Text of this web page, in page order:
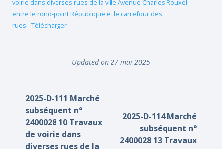
voirie dans diverses rues de la ville Avenue Charles Rouxel
entre le rond-point République et le carrefour des
rues
Télécharger
Updated on 27 mai 2025
2025-D-111 Marché
subséquent n°
2400028 10 Travaux
de voirie dans
diverses rues de la
2025-D-114 Marché
subséquent n°
2400028 13 Travaux